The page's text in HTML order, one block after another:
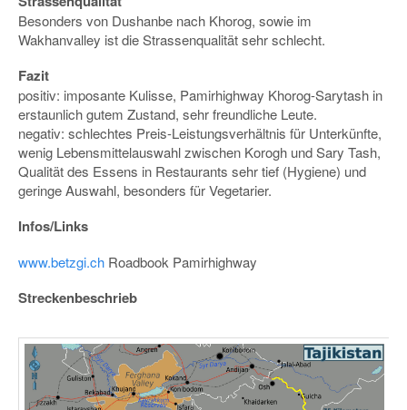
Besonders von Dushanbe nach Khorog, sowie im
Wakhanvalley ist die Strassenqualität sehr schlecht.
Fazit
positiv: imposante Kulisse, Pamirhighway Khorog-Sarytash in
erstaunlich gutem Zustand, sehr freundliche Leute.
negativ: schlechtes Preis-Leistungsverhältnis für Unterkünfte,
wenig Lebensmittelauswahl zwischen Korogh und Sary Tash,
Qualität des Essens in Restaurants sehr tief (Hygiene) und
geringe Auswahl, besonders für Vegetarier.
Infos/Links
www.betzgi.ch Roadbook Pamirhighway
Streckenbeschrieb